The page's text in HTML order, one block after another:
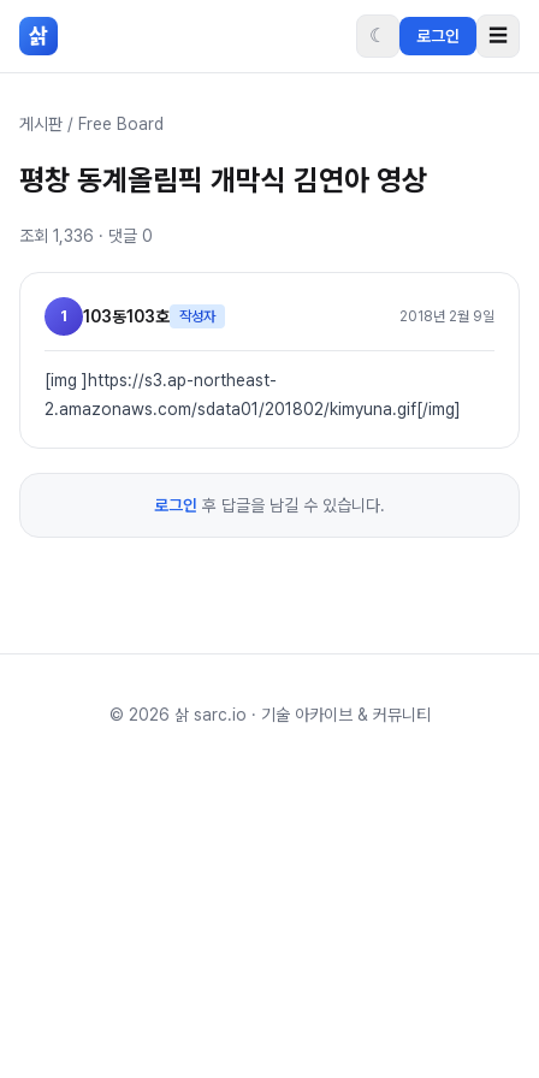
본문 바로가기
삵 ☾ 로그인 ☰
게시판 / Free Board
평창 동계올림픽 개막식 김연아 영상
조회 1,336 · 댓글 0
1 103동103호 작성자 2018년 2월 9일
[img ]https://s3.ap-northeast-
2.amazonaws.com/sdata01/201802/kimyuna.gif[/img]
로그인 후 답글을 남길 수 있습니다.
© 2026 삵 sarc.io · 기술 아카이브 & 커뮤니티